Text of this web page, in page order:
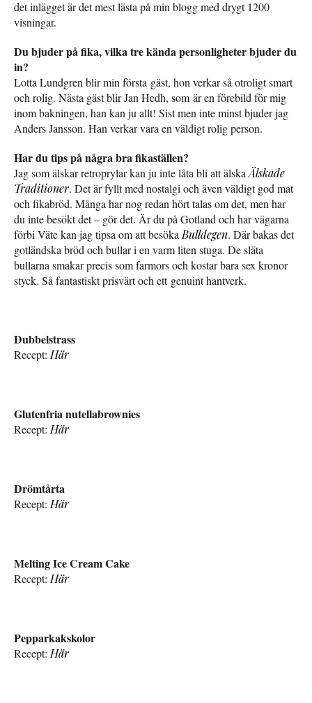
det inlägget är det mest lästa på min blogg med drygt 1200
visningar.
Du bjuder på fika, vilka tre kända personligheter bjuder du
in?
Lotta Lundgren blir min första gäst, hon verkar så otroligt smart
och rolig. Nästa gäst blir Jan Hedh, som är en förebild för mig
inom bakningen, han kan ju allt! Sist men inte minst bjuder jag
Anders Jansson. Han verkar vara en väldigt rolig person.
Har du tips på några bra fikaställen?
Jag som älskar retroprylar kan ju inte låta bli att älska Älskade
Traditioner. Det är fyllt med nostalgi och även väldigt god mat
och fikabröd. Många har nog redan hört talas om det, men har
du inte besökt det – gör det. Är du på Gotland och har vägarna
förbi Väte kan jag tipsa om att besöka Bulldegen. Där bakas det
gotländska bröd och bullar i en varm liten stuga. De släta
bullarna smakar precis som farmors och kostar bara sex kronor
styck. Så fantastiskt prisvärt och ett genuint hantverk.
Dubbelstrass
Recept:Här
Glutenfria nutellabrownies
Recept:Här
Drömtårta
Recept: Här
Melting Ice Cream Cake
Recept: Här
Pepparkakskolor
Recept: Här